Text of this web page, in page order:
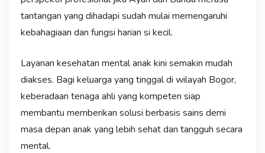
tantangan yang dihadapi sudah mulai memengaruhi
kebahagiaan dan fungsi harian si kecil.
Layanan kesehatan mental anak kini semakin mudah
diakses. Bagi keluarga yang tinggal di wilayah Bogor,
keberadaan tenaga ahli yang kompeten siap
membantu memberikan solusi berbasis sains demi
masa depan anak yang lebih sehat dan tangguh secara
mental.